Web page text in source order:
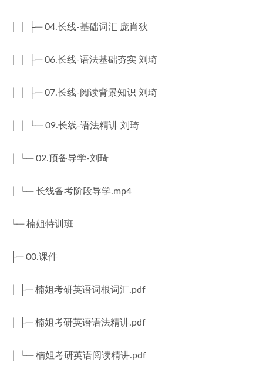
│ │ ├─ 04.长线-基础词汇 庞肖狄
│ │ ├─ 06.长线-语法基础夯实 刘琦
│ │ ├─ 07.长线-阅读背景知识 刘琦
│ │ └─ 09.长线-语法精讲 刘琦
│ └─ 02.预备导学-刘琦
│ └─ 长线备考阶段导学.mp4
└─ 楠姐特训班
├─ 00.课件
│ ├─ 楠姐考研英语词根词汇.pdf
│ ├─ 楠姐考研英语语法精讲.pdf
│ └─ 楠姐考研英语阅读精讲.pdf